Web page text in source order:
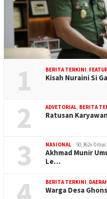
1 BERITA TERKINI
Kisah Nuraini Si
2 ADVETORIAL BERITA
Ratusan
3 NASIONAL 50,362x
Akhmad Munir
Le…
BERITA TERKINI
Warga Desa